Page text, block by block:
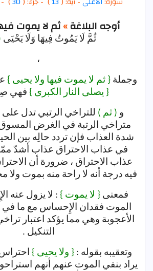
أوجه البلاغة»ثم لا يموت
ثُمَّ لَا يَمُوتُ فِيهَا وَلَا يَحْيَى )
،
وجملة{ ثم لا يموت فيها ولا يحيى }
{ يصلى النار الكبرى } فهي
و ( ثم ) للتراخي الرتبي تدل
متراخي الرتبة في الغرض المسوق
شدة العذاب فإن تردد حالِه بين
في عذاب الاحتراق عذاب أشدّ ممّا
عذاب الاحتراق ، ضرورة أن
فيه درجة أنه لا راحة منه بموت ولا
فمعنى { لا يموت } : لا يزول عنه
الموت فقدان الإِحساس مع ما في
الأعجوبة وهي مما يؤكد اعتبار
التنكيل .
وتعقيبه بقوله :{ ولا يحيى }
يراد بنفي الموت عنهم أنهم